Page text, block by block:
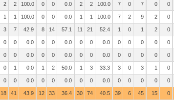
2 2 100.0 0 0 0.0 2 2 100.0 7 0 7 0 0
1 1 100.0 0 0 0.0 1 1 100.0 7 2 9 2 0
3 7 42.9 8 14 57.1 11 21 52.4 1 0 1 2 0
0 0 0.0 0 0 0.0 0 0 0.0 0 0 0 0 0
0 0 0.0 0 0 0.0 0 0 0.0 0 0 0 0 0
0 1 0.0 1 2 50.0 1 3 33.3 3 0 3 1 0
0 0 0.0 0 0 0.0 0 0 0.0 0 0 0 0 0
18 41 43.9 12 33 36.4 30 74 40.5 39 6 45 15 0